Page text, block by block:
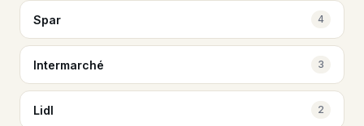
Spar 4
Intermarché 3
Lidl 2